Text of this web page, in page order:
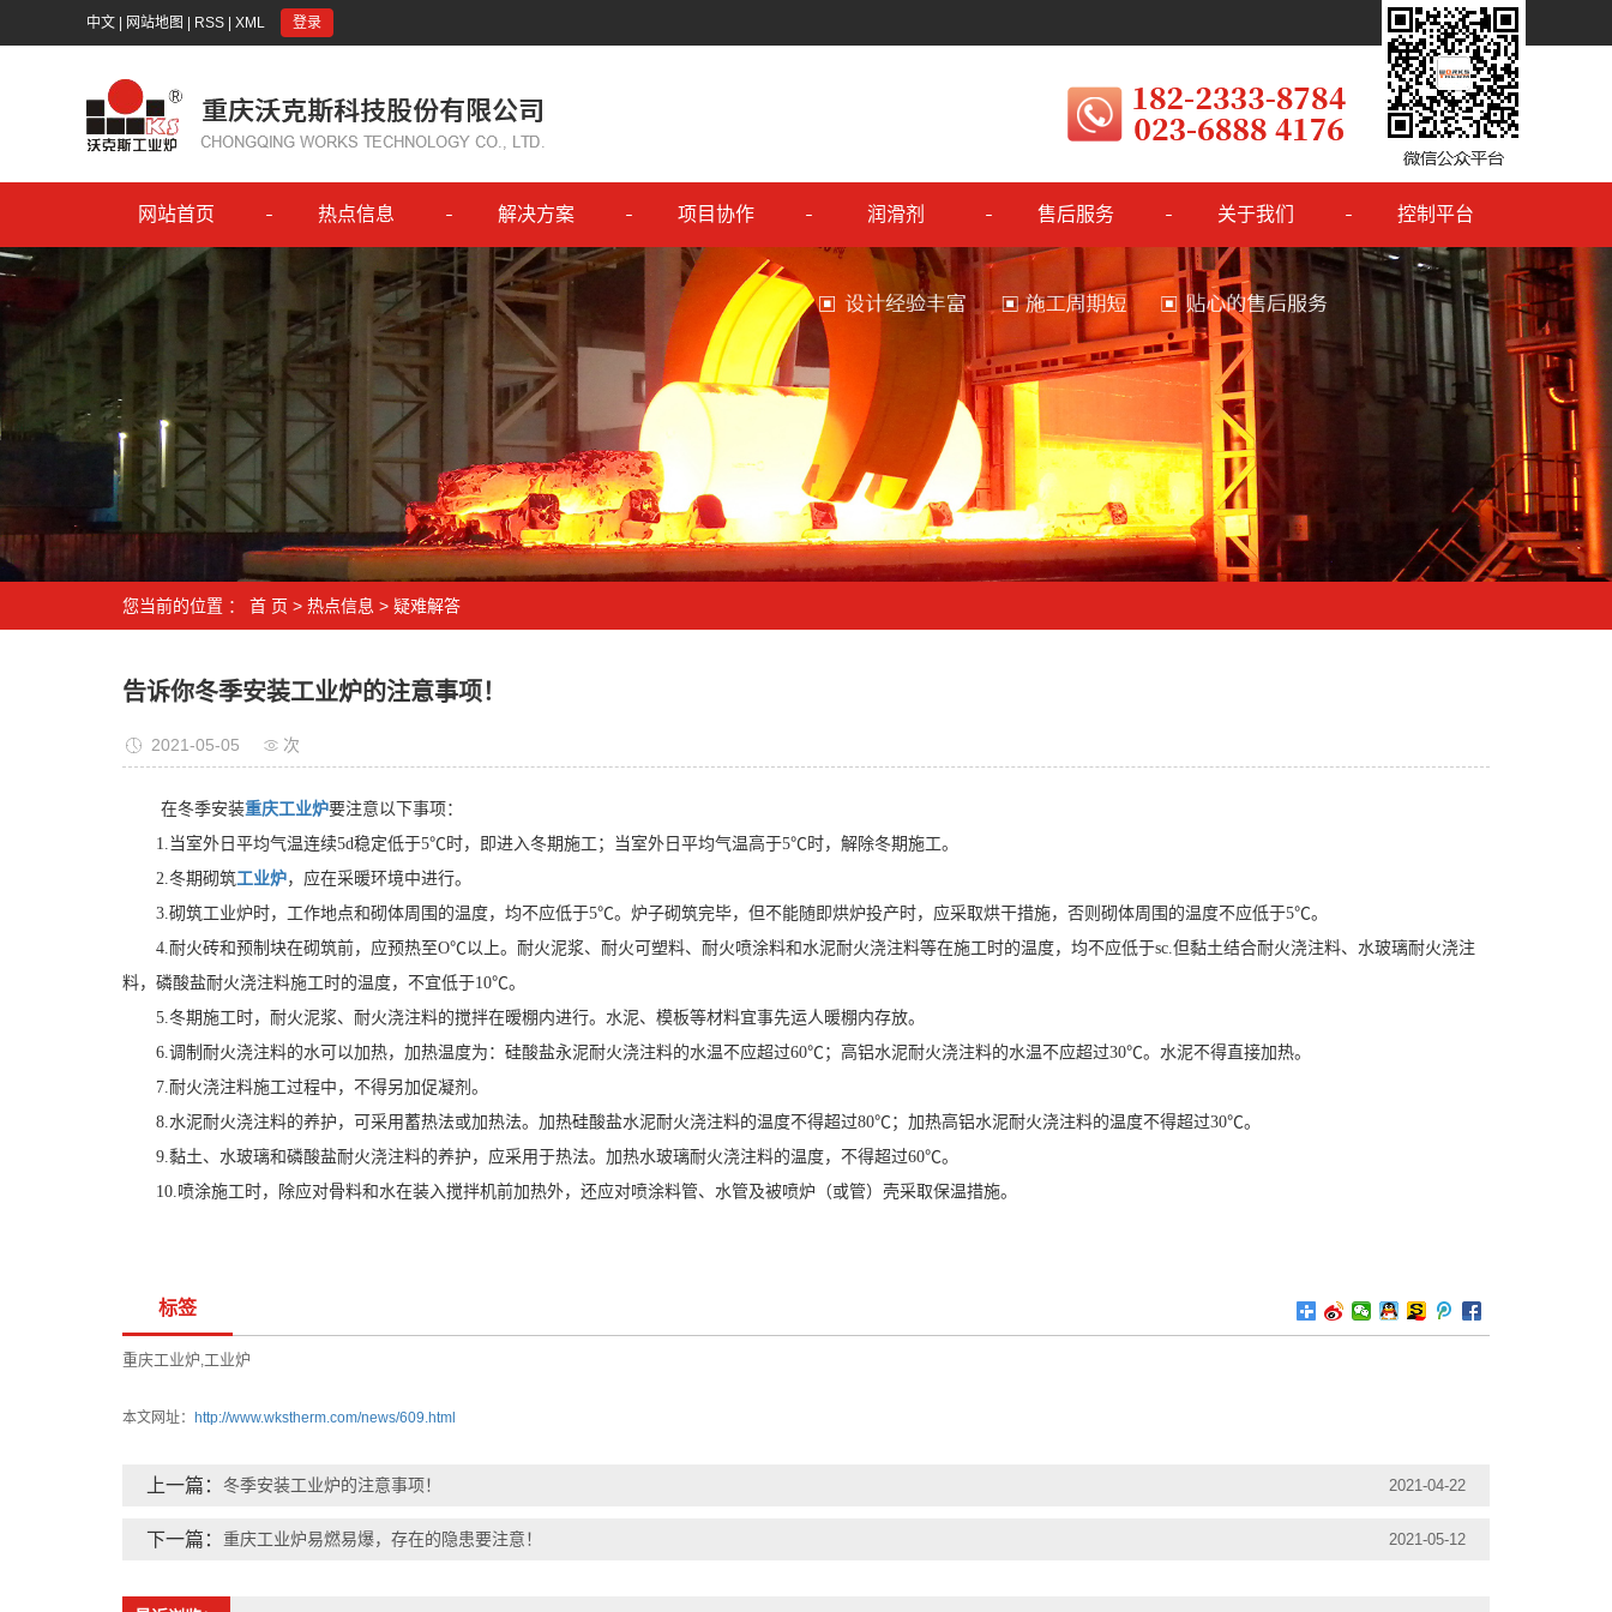
中文 网站地图 RSS XML 登录
网站首页 热点信息 解决方案 项目协作 润滑剂 售后服务 关于我们 控制平台
您当前的位置 ： 首 页 > 热点信息 > 疑难解答
告诉你冬季安装工业炉的注意事项！
2021-05-05 次
在冬季安装重庆工业炉要注意以下事项：
1.当室外日平均气温连续5d稳定低于5℃时，即进入冬期施工；当室外日平均气温高于5℃时，解除冬期施工。
2.冬期砌筑工业炉，应在采暖环境中进行。
3.砌筑工业炉时，工作地点和砌体周围的温度，均不应低于5℃。炉子砌筑完毕，但不能随即烘炉投产时，应采取烘干措施，否则砌体周围的温度不应低于5℃。
4.耐火砖和预制块在砌筑前，应预热至O℃以上。耐火泥浆、耐火可塑料、耐火喷涂料和水泥耐火浇注料等在施工时的温度，均不应低于sc.但黏土结合耐火浇注料、水玻璃耐火浇注
料，磷酸盐耐火浇注料施工时的温度，不宜低于10℃。
5.冬期施工时，耐火泥浆、耐火浇注料的搅拌在暧棚内进行。水泥、模板等材料宜事先运人暖棚内存放。
6.调制耐火浇注料的水可以加热，加热温度为：硅酸盐永泥耐火浇注料的水温不应超过60℃；高铝水泥耐火浇注料的水温不应超过30℃。水泥不得直接加热。
7.耐火浇注料施工过程中，不得另加促凝剂。
8.水泥耐火浇注料的养护，可采用蓄热法或加热法。加热硅酸盐水泥耐火浇注料的温度不得超过80℃；加热高铝水泥耐火浇注料的温度不得超过30℃。
9.黏土、水玻璃和磷酸盐耐火浇注料的养护，应采用于热法。加热水玻璃耐火浇注料的温度，不得超过60℃。
10.喷涂施工时，除应对骨料和水在装入搅拌机前加热外，还应对喷涂料管、水管及被喷炉（或管）壳采取保温措施。
标签
重庆工业炉,工业炉
本文网址： http://www.wkstherm.com/news/609.html
上一篇： 冬季安装工业炉的注意事项！ 2021-04-22
下一篇： 重庆工业炉易燃易爆，存在的隐患要注意！ 2021-05-12